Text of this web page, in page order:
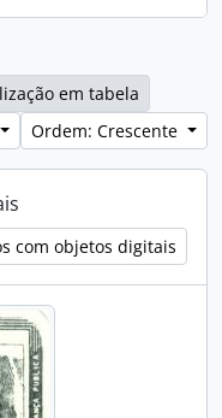
em tabela
Ordem: Crescente
com objetos digitais